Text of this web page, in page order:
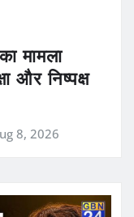
मामला
और निष्पक्ष
8, 2026